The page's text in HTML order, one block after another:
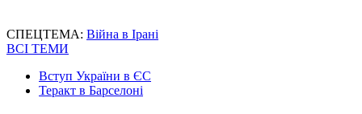
СПЕЦТЕМА: Війна в Ірані
ВСІ ТЕМИ
Вступ України в ЄС
Теракт в Барселоні